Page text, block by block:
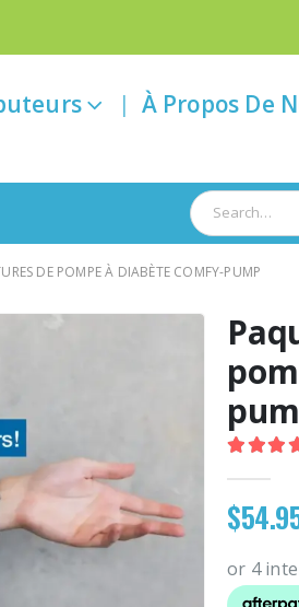
À Propos De
DE POMPE À DIABÈTE COMFY-PUMP
$